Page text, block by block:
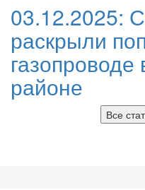
03.12.2025:
раскрыли
районе
Все